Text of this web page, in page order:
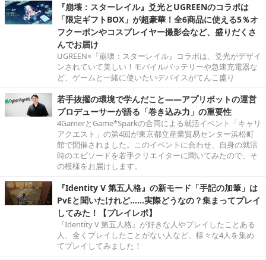
『崩壊：スターレイル』爻光とUGREENのコラボは
「限定ギフトBOX」が超豪華！全6商品に使える5％オ
フクーポンやコスプレイヤー撮影会など、盛りだくさ
んでお届け
UGREEN×『崩壊：スターレイル』コラボは、爻光がデザイ
ンされていて美しい！モバイルバッテリーや急速充電器な
ど、ゲームと一緒に使いたいデバイスがてんこ盛り
若手抜擢の環境で学んだこと――アプリボットの運営
プロデューサーが語る「巻き込み力」の重要性
4GamerとGame*Sparkの合同による就活イベント「キャリ
アクエスト」の第4回が東京都立産業貿易センター浜松町
館で開催されました。このイベントに合わせ、自身の就活
時のエピソードを若手クリエイターに聞いてみたので、そ
の模様をお届けします。
『Identity V 第五人格』の新モード「手記の加筆」は
PvEと聞いたけれど……実際どうなの？集まってプレイ
してみた！【プレイレポ】
『Identity V 第五人格』が好きな人やプレイしたことある
人、全くプレイしたことがない人など、様々な4人を集め
てプレイしてみました！